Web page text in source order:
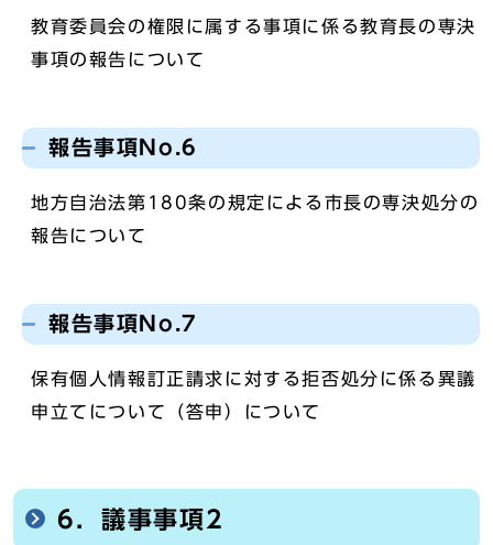
教育委員会の権限に属する事項に係る教育長の専決
事項の報告について
報告事項No.6
地方自治法第180条の規定による市長の専決処分の
報告について
報告事項No.7
保有個人情報訂正請求に対する拒否処分に係る異議
申立てについて（答申）について
6．議事事項2